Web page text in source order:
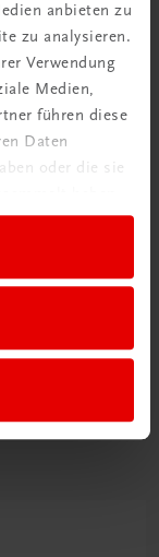
anbieten zu
zu analysieren.
Verwendung
Medien,
führen diese
Daten
oder die sie